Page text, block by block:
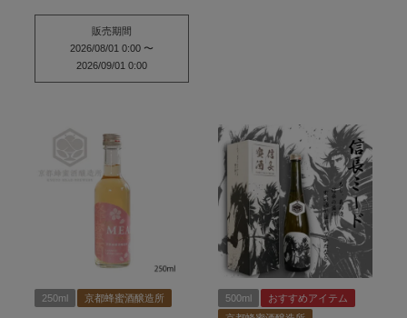
販売期間
2026/08/01 0:00 〜
2026/09/01 0:00
250ml 京都蜂蜜酒醸造所 500ml
おすすめアイテム